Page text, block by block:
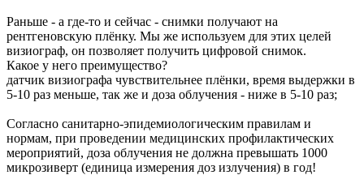
Раньше - а где-то и сейчас - снимки получают на
рентгеновскую плёнку. Мы же используем для этих целей
визиограф, он позволяет получить цифровой снимок.
Какое у него преимущество?
датчик визиографа чувствительнее плёнки, время выдержки в
5-10 раз меньше, так же и доза облучения - ниже в 5-10 раз;
Согласно санитарно-эпидемиологическим правилам и
нормам, при проведении медицинских профилактических
мероприятий, доза облучения не должна превышать 1000
микрозиверт (единица измерения доз излучения) в год!